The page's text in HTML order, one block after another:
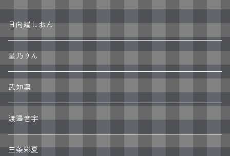
日向端しおん
星乃りん
武知凛
渡邉音宇
三条彩夏